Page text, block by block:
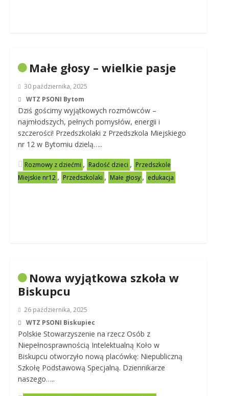
Małe głosy – wielkie pasje
30 października, 2025
WTZ PSONI Bytom
Dziś gościmy wyjątkowych rozmówców –
najmłodszych, pełnych pomysłów, energii i
szczerości! Przedszkolaki z Przedszkola Miejskiego
nr 12 w Bytomiu dzielą…..
Rozmowy z dziećmi , Radość dzieci , Przedszkole
Miejskie nr12 , Przedszkolaki , Małe głosy , edukacja
Nowa wyjątkowa szkoła w
Biskupcu
26 października, 2025
WTZ PSONI Biskupiec
Polskie Stowarzyszenie na rzecz Osób z
Niepełnosprawnością Intelektualną Koło w
Biskupcu otworzyło nową placówkę: Niepubliczną
Szkołę Podstawową Specjalną. Dziennikarze
naszego…..